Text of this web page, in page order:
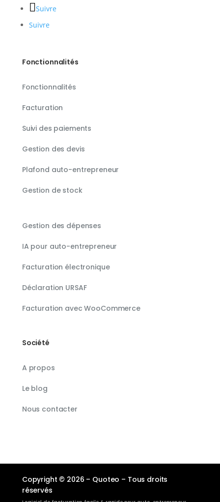
Suivre
Suivre
Fonctionnalités
Fonctionnalités
Facturation
Suivi des paiements
Gestion des devis
Plafond auto-entrepreneur
Gestion de stock
Gestion des dépenses
IA pour auto-entrepreneur
Facturation électronique
Déclaration URSAF
Facturation avec WooCommerce
Société
A propos
Le blog
Nous contacter
Copyright © 2026 – Quoteo – Tous droits
réservés